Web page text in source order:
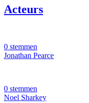
Acteurs
0 stemmen
Jonathan Pearce
0 stemmen
Noel Sharkey